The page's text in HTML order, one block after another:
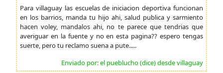
Para villaguay las escuelas de iniciacion deportiva funcionan
en los barrios, manda tu hijo ahi, salud publica y sarmiento
hacen voley, mandalos ahi, no te parece que tendrias que
averiguar en la fuente y no en esta pagina?? espero tengas
suerte, pero tu reclamo suena a pute.....
Enviado por: el pueblucho (dice) desde villaguay